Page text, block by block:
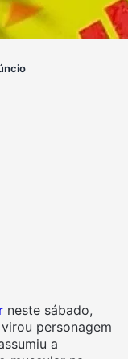
neste sábado,
personagem
a